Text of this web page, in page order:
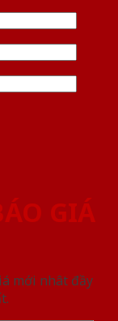
GIÁ
mới nhât đầy